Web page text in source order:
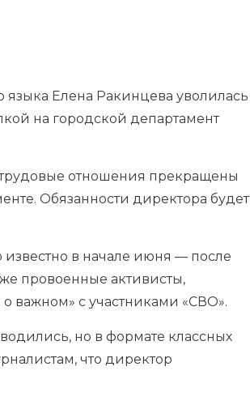
Елена Ракинцева уволилась
на городской департамент
отношения прекращены
Обязанности директора будет
известно в начале июня — после
провоенные активисты,
о важном» с участниками «СВО».
но в формате классных
что директор